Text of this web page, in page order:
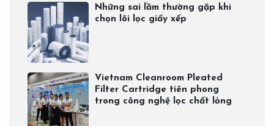
Những sai lầm thường gặp khi
chọn lõi lọc giấy xếp
Vietnam Cleanroom Pleated
Filter Cartridge tiên phong
trong công nghệ lọc chất lỏng